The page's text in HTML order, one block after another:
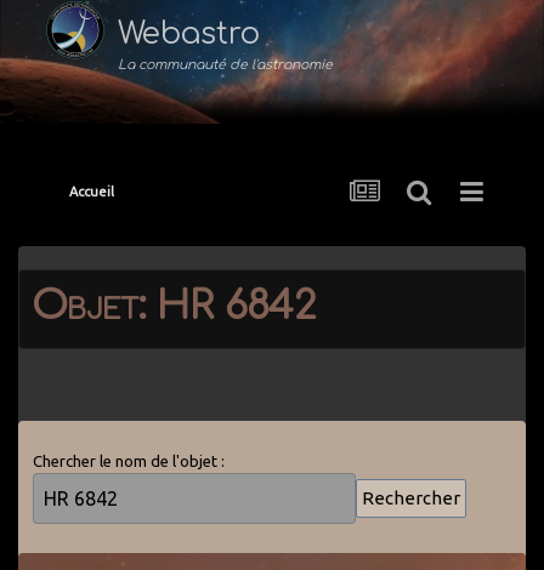
Webastro
La communauté de l'astronomie
Accueil
Objet: HR 6842
Chercher le nom de l'objet :